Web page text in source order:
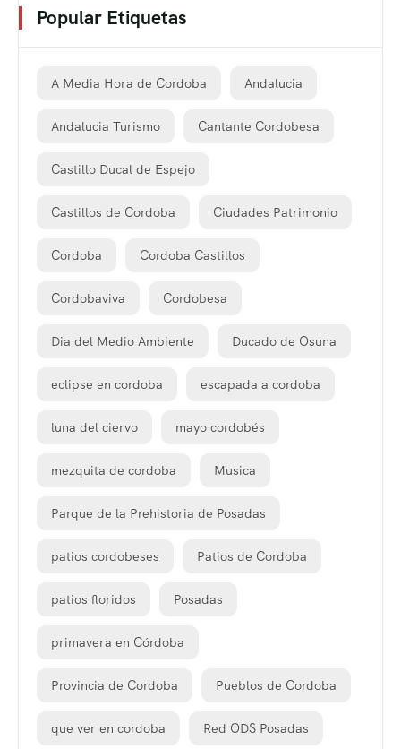
Popular Etiquetas
A Media Hora de Cordoba Andalucia
Andalucia Turismo Cantante Cordobesa
Castillo Ducal de Espejo
Castillos de Cordoba Ciudades Patrimonio
Cordoba Cordoba Castillos
Cordobaviva Cordobesa
Dia del Medio Ambiente Ducado de Osuna
eclipse en cordoba escapada a cordoba
luna del ciervo mayo cordobés
mezquita de cordoba Musica
Parque de la Prehistoria de Posadas
patios cordobeses Patios de Cordoba
patios floridos Posadas
primavera en Córdoba
Provincia de Cordoba Pueblos de Cordoba
que ver en cordoba Red ODS Posadas